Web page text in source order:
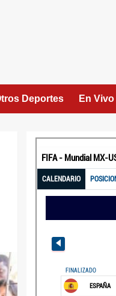
Deportes En Vivo